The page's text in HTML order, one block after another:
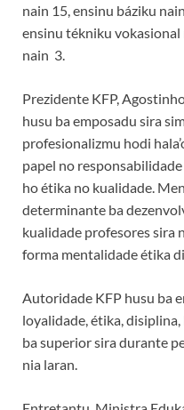
nain 15, ensinu báziku
ensinu tékniku
nain 3.
Prezidente KFP,
husu ba emposadu sira
profesionalizmu hodi
papel no responsabilidade
ho étika no kualidade.
determinante ba
kualidade profesores sira
forma mentalidade étika
Autoridade KFP husu ba
loyalidade, étika, disiplina,
ba superior sira durante
nia laran.